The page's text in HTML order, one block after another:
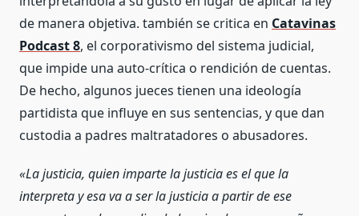
de manera objetiva. también se critica en Catavinas
Podcast 8, el corporativismo del sistema judicial,
que impide una auto-crítica o rendición de cuentas.
De hecho, algunos jueces tienen una ideología
partidista que influye en sus sentencias, y que dan
custodia a padres maltratadores o abusadores.
«La justicia, quien imparte la justicia es el que la
interpreta y esa va a ser la justicia a partir de ese